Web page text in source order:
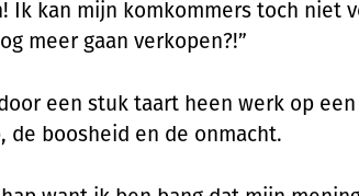
Ik kan mijn komkommers toch niet
meer gaan verkopen?!”
een stuk taart heen werk op
de boosheid en de onmacht.